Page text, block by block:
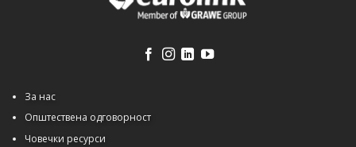
За нас
Општествена одговорност
Човечки ресурси